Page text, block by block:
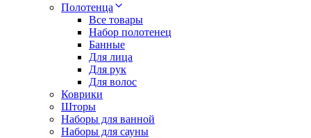
Полотенца
Все товары
Набор полотенец
Банные
Для лица
Для рук
Для волос
Коврики
Шторы
Наборы для ванной
Наборы для сауны